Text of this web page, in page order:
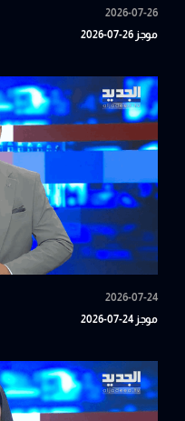
2026-07-26
موجز 26-07-2026
2026-07-24
موجز 24-07-2026